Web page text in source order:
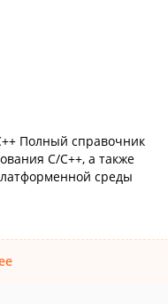
Полный справочник
C/C++, а также
среды